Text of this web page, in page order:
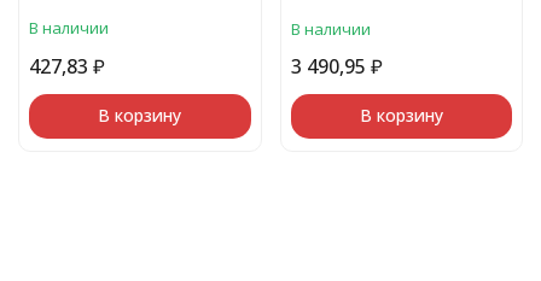
В наличии
427,83 ₽
В корзину
В наличии
3 490,95 ₽
В корзину